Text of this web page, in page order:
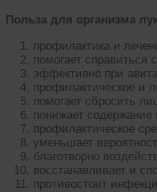
Польза для организма
профилактика и
помогает
эффективно при
профилактическое и
помогает сбросить
понижает содержание
профилактическое
уменьшает
благотворно
восстанавливает и
противостоит